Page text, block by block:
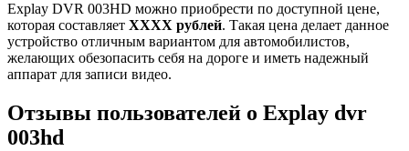
Explay DVR 003HD можно приобрести по доступной цене,
которая составляет XXXX рублей. Такая цена делает данное
устройство отличным вариантом для автомобилистов,
желающих обезопасить себя на дороге и иметь надежный
аппарат для записи видео.
Отзывы пользователей о Explay dvr
003hd